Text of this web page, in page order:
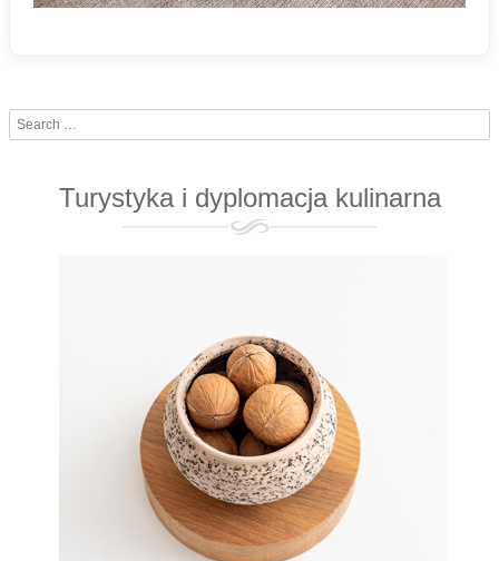
Search
Turystyka i dyplomacja kulinarna